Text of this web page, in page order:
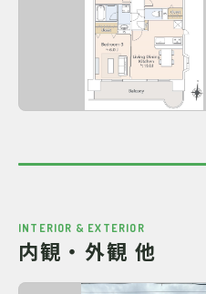
INTERIOR & EXTERIOR
内観・外観 他